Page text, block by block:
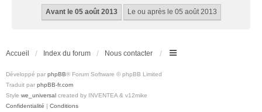
Accueil Index du forum Nous contacter
Développé par phpBB® Forum Software © phpBB Limited
Traduit par phpBB-fr.com
Style we_universal created by INVENTEA & v12mike
Confidentialité | Conditions